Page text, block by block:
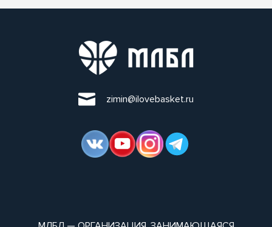
zimin@ilovebasket.ru